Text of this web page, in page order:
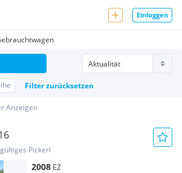
Einloggen
Filter zurücksetzen
Anzeigen
Pickerl
2008 EZ